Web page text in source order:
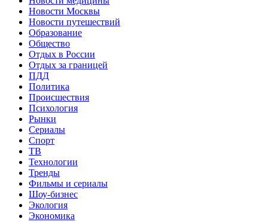
Новости Москвы
Новости путешествий
Образование
Общество
Отдых в России
Отдых за границей
ПДД
Политика
Происшествия
Психология
Рынки
Сериалы
Спорт
ТВ
Технологии
Тренды
Фильмы и сериалы
Шоу-бизнес
Экология
Экономика